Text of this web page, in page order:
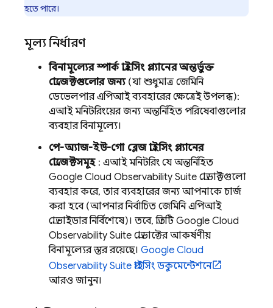
হতে পারে।
মূল্য নির্ধারণ
বিনামূল্যের স্পার্ক প্রাইসিং প্ল্যানের অন্তর্ভুক্ত
প্রোজেক্টগুলোর জন্য(যা শুধুমাত্রজেমিনি
ডেভেলপার এপিআইব্যবহারের ক্ষেত্রেই উপলব্ধ):
এআই মনিটরিংয়ের জন্য অন্তর্নিহিত পরিষেবাগুলোর
ব্যবহার বিনামূল্যে।
পে-অ্যাজ-ইউ-গো ব্লেজ প্রাইসিং প্ল্যানের
প্রোজেক্টসমূহ: এআই মনিটরিং যে অন্তর্নিহিত
Google Cloud Observability Suite প্রোডাক্টগুলো
ব্যবহার করে, তার ব্যবহারের জন্য আপনাকে চার্জ
করা হবে (আপনার নির্বাচিত জেমিনি এপিআই
প্রোভাইডার নির্বিশেষে)। তবে, প্রতিটিGoogle Cloud
Observability Suite প্রোডাক্টের আকর্ষণীয়
বিনামূল্যের স্তর রয়েছে। Google Cloud
Observability Suite প্রাইসিং ডকুমেন্টেশনে
আরও জানুন।